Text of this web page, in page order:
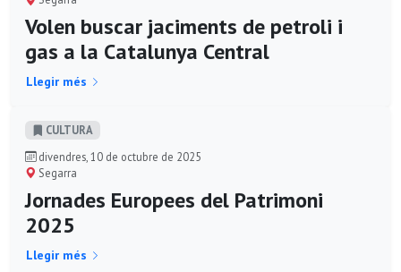
Volen buscar jaciments de petroli i
gas a la Catalunya Central
Llegir més
CULTURA
divendres, 10 de octubre de 2025
Segarra
Jornades Europees del Patrimoni
2025
Llegir més